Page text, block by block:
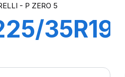
- P ZERO 5
35R19